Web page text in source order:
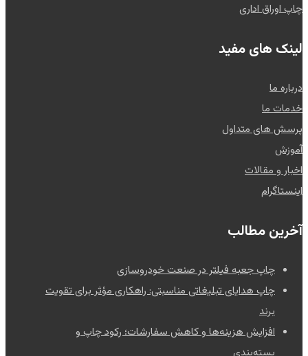
چاپ اوراق اداری
لینک های مفید
درباره ما
خدمات ما
پرسش های متداول
آموزش
اخبار و مقالات
اینستاگرام
آخرین مطالب
چاپ جعبه فیلتر در صنعت خودروسازی
چاپ هدایای تبلیغاتی مناسبتی: راهکاری مؤثر برای تقویت
برند
افزایش هزینه‌ها و کاهش سفارشات؛ رکود چاپ و